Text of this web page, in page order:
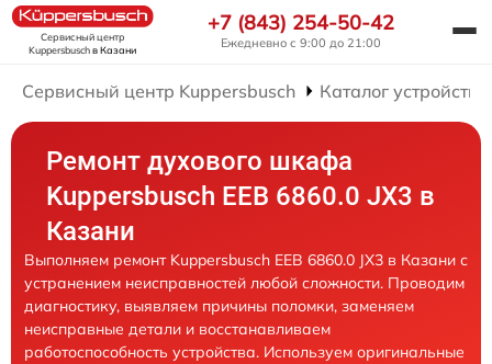
Сервисный центр
Kuppersbuschв Казани
+7 (843) 254-50-42
Ежедневно с 9:00 до 21:00
Сервисный центр Kuppersbusch Каталог устройств
Ремонт духового шкафа
Kuppersbusch EEB 6860.0 JX3 в
Казани
Выполняем ремонт Kuppersbusch EEB 6860.0 JX3 в Казани с
устранением неисправностей любой сложности. Проводим
диагностику, выявляем причины поломки, заменяем
неисправные детали и восстанавливаем
работоспособность устройства. Используем оригинальные